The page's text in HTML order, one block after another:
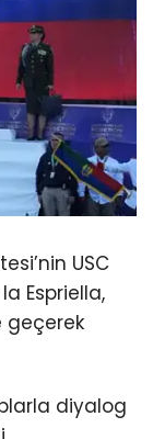
USC
Espriella,
geçerek
diyalog